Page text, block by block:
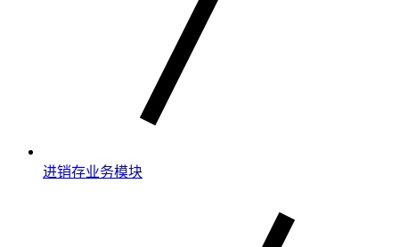
进销存业务模块